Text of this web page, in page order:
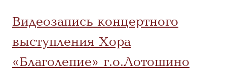
Видеозапись концертного
выступления Хора
«Благолепие» г.о.Лотошино